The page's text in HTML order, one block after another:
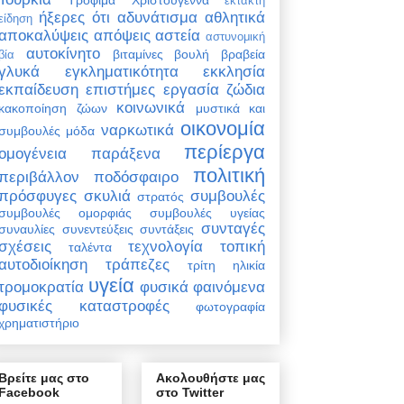
ήξερες ότι αδυνάτισμα αθλητικά
απόψεις αστεία αστυνομική
βία
αυτοκίνητο βιταμίνες βουλή βραβεία
εγκληματικότητα
εκκλησία
επιστήμες εργασία ζώδια
κακοποίηση ζώων κοινωνικά
μυστικά και
μόδα ναρκωτικά οικονομία
παράξενα περίεργα
ποδόσφαιρο πολιτική
σκυλιά στρατός συμβουλές
ομορφιάς
συμβουλές υγείας
συνεντεύξεις συντάξεις συνταγές
ταλέντα τεχνολογία
τοπική
τράπεζες τρίτη ηλικία
υγεία φυσικά φαινόμενα
καταστροφές
φωτογραφία
Βρείτε μας στο
Facebook
Ακολουθήστε μας
στο Twitter